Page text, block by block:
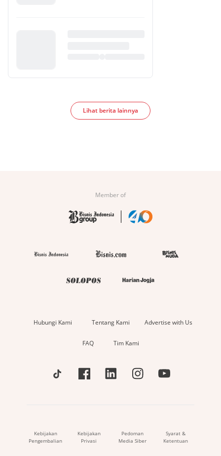
Lihat berita lainnya
Member of
Hubungi Kami Tentang Kami Advertise with Us
FAQ Tim Kami
Kebijakan
Pengembalian
Kebijakan
Privasi
Pedoman
Media Siber
Syarat &
Ketentuan